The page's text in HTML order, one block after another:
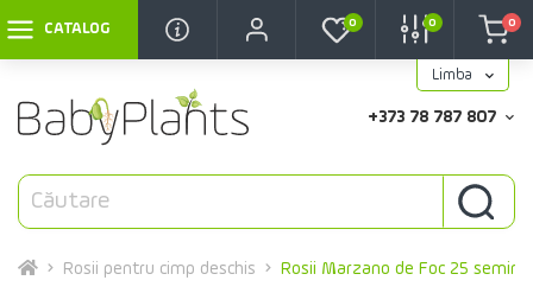
CATALOG
Limba
0 0 0
+373 78 787 807
Rosii pentru cimp deschis Rosii Marzano de Foc 25